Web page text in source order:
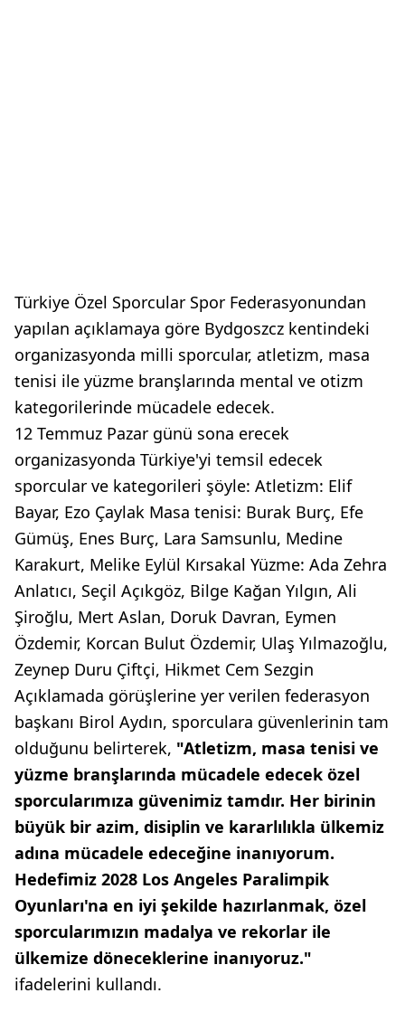
Türkiye Özel Sporcular Spor Federasyonundan
yapılan açıklamaya göre Bydgoszcz kentindeki
organizasyonda milli sporcular, atletizm, masa
tenisi ile yüzme branşlarında mental ve otizm
kategorilerinde mücadele edecek.
12 Temmuz Pazar günü sona erecek
organizasyonda Türkiye'yi temsil edecek
sporcular ve kategorileri şöyle: Atletizm: Elif
Bayar, Ezo Çaylak Masa tenisi: Burak Burç, Efe
Gümüş, Enes Burç, Lara Samsunlu, Medine
Karakurt, Melike Eylül Kırsakal Yüzme: Ada Zehra
Anlatıcı, Seçil Açıkgöz, Bilge Kağan Yılgın, Ali
Şiroğlu, Mert Aslan, Doruk Davran, Eymen
Özdemir, Korcan Bulut Özdemir, Ulaş Yılmazoğlu,
Zeynep Duru Çiftçi, Hikmet Cem Sezgin
Açıklamada görüşlerine yer verilen federasyon
başkanı Birol Aydın, sporculara güvenlerinin tam
olduğunu belirterek, "Atletizm, masa tenisi ve
yüzme branşlarında mücadele edecek özel
sporcularımıza güvenimiz tamdır. Her birinin
büyük bir azim, disiplin ve kararlılıkla ülkemiz
adına mücadele edeceğine inanıyorum.
Hedefimiz 2028 Los Angeles Paralimpik
Oyunları'na en iyi şekilde hazırlanmak, özel
sporcularımızın madalya ve rekorlar ile
ülkemize döneceklerine inanıyoruz."
ifadelerini kullandı.